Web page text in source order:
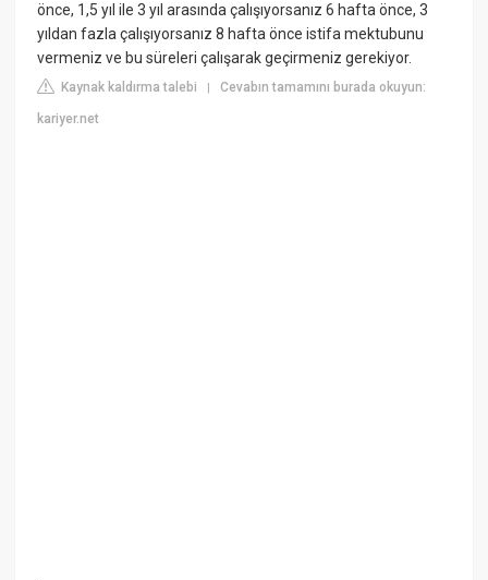
önce, 1,5 yıl ile 3 yıl arasında çalışıyorsanız 6 hafta önce, 3
yıldan fazla çalışıyorsanız 8 hafta önce istifa mektubunu
vermeniz ve bu süreleri çalışarak geçirmeniz gerekiyor.
Kaynak kaldırma talebi |Cevabın tamamını burada okuyun:
kariyer.net